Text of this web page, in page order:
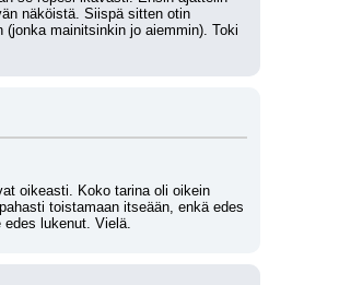
näköistä. Siispä sitten otin
mainitsinkin jo aiemmin). Toki
oikeasti. Koko tarina oli oikein
toistamaan itseään, enkä edes
lukenut. Vielä.